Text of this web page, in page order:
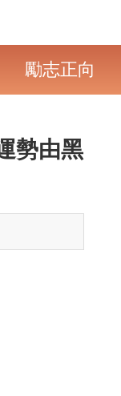
勵志正向
勢由黑